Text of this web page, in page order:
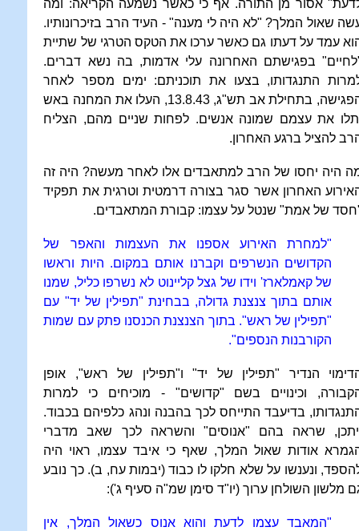
אסור מן התורה. אף כי כאשר נשמעה הקריאה: ומה
שאול המלך? "לא היה לי מענה" - העיד הרב בזיכרונותיו.
עמד על דעתו גם כאשר ערכו את הטקס הטרגי של שתיית
בפגישתם האחרונה עלי אדמות, בה נשא דברים.
התנגדותו, בצעו את תוכניתם: ימים מספר לאחר
הפגישה, בתחילת אב תש"ג, 13.8.43, העלו את המחנה באש
את עצמם שמונה אנשים. לפחות שניים מהם, הצליח
להציל ברגע האחרון.
היה יחסו של הרב למתאבדים אלו לאחר מעשה? היה זה
האחרון אשר סגר בצורה דרמטית וטרגית את תפקיד
של אמת" שנטל על עצמו: קבורת המתאבדים.
"למחרת האירוע אספנו את העצמות והאפר של
הקדושים הנשרפים וקברנו אותם במקום. היות וראשו
של קאמלארז' וידו של גצל קליינוט לא נשרפו כליל, שמנו
אותם בתוך צנצנת גדולה, בבחינת "תפילין של יד" עם
"תפילין של ראש". בתוך הצנצנת הכנסנו פתק עם שמות
הקורבנות הנספים".
הנדיר "תפילין של יד" ו"תפילין של ראש", אופן
וכינויים בשם "קדושים" - מוכיחים כי למרות
בדיעבד התייחס לכך בהבנה ונהג כלפיהם בכבוד.
שראה בהם "אנוסים" והשראה לכך שאב מדברי
אודות שאול המלך, שאף כי איבד עצמו, ראוי היה
ונענשו על שלא חלקו לו כבוד (יבמות עח, ב). כך נובע
מלשון השולחן ערוך (יו"ד סימן שמ"ה סעיף ג'):
"המאבד עצמו לדעת והוא אנוס כשאול המלך, אין